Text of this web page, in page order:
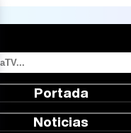
Portada
Noticias